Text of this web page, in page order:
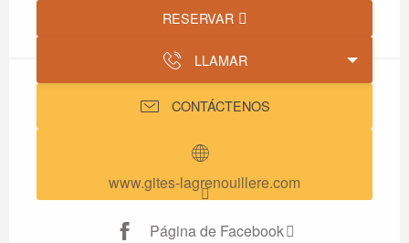
RESERVAR
LLAMAR
CONTÁCTENOS
www.gites-lagrenouillere.com
Página de Facebook